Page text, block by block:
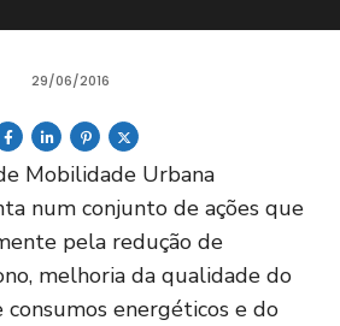
29/06/2016
Mobilidade Urbana
num conjunto de ações que
pela redução de
melhoria da qualidade do
consumos energéticos e do